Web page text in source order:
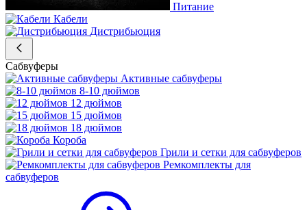
Питание
Кабели
Дистрибьюция
Сабвуферы
Активные сабвуферы
8-10 дюймов
12 дюймов
15 дюймов
18 дюймов
Короба
Грили и сетки для сабвуферов
Ремкомплекты для
сабвуферов